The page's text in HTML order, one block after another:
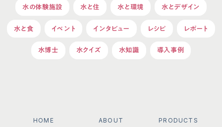
水の体験施設 水と住 水と環境 水とデザイン
水と食 イベント インタビュー レシピ レポート
水博士 水クイズ 水知識 導入事例
HOME ABOUT PRODUCTS